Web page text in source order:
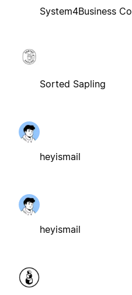
System4Business Co
Sorted Sapling
heyismail
heyismail